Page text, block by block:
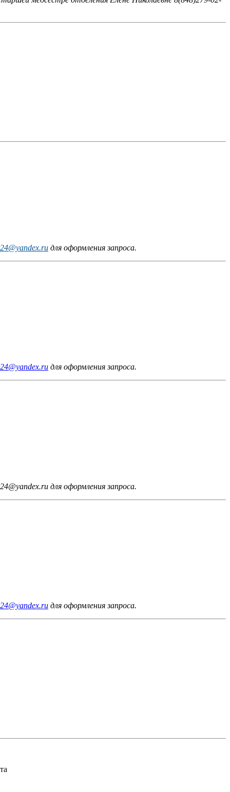
для оформления запроса.
для оформления запроса.
для оформления запроса.
для оформления запроса.